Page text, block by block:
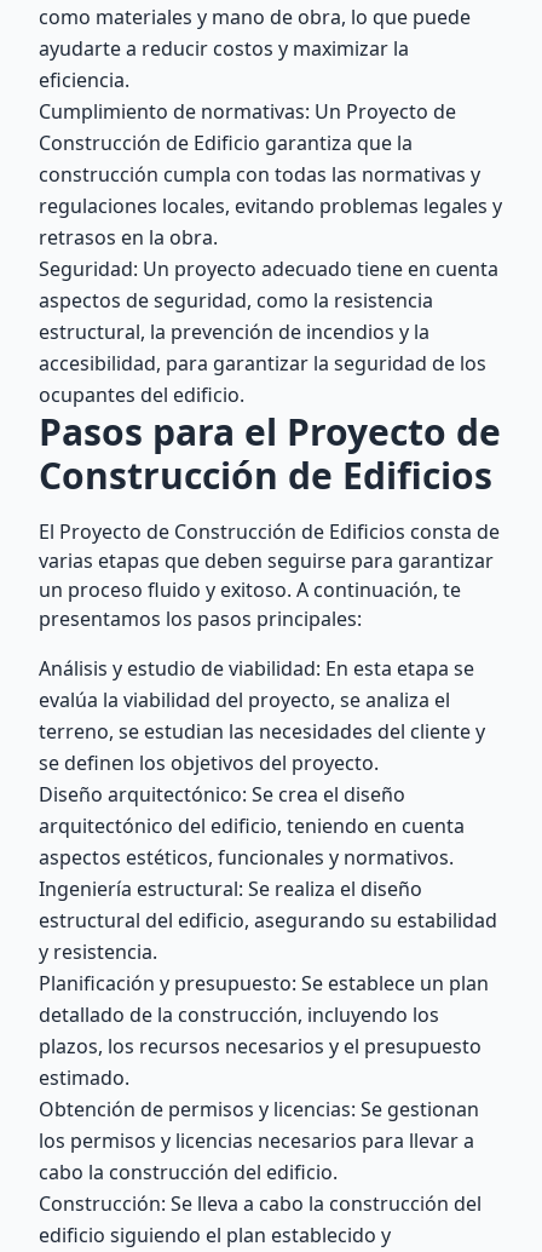
como materiales y mano de obra, lo que puede
ayudarte a reducir costos y maximizar la
eficiencia.
Cumplimiento de normativas: Un Proyecto de
Construcción de Edificio garantiza que la
construcción cumpla con todas las normativas y
regulaciones locales, evitando problemas legales y
retrasos en la obra.
Seguridad: Un proyecto adecuado tiene en cuenta
aspectos de seguridad, como la resistencia
estructural, la prevención de incendios y la
accesibilidad, para garantizar la seguridad de los
ocupantes del edificio.
Pasos para el Proyecto de
Construcción de Edificios
El Proyecto de Construcción de Edificios consta de
varias etapas que deben seguirse para garantizar
un proceso fluido y exitoso. A continuación, te
presentamos los pasos principales:
Análisis y estudio de viabilidad: En esta etapa se
evalúa la viabilidad del proyecto, se analiza el
terreno, se estudian las necesidades del cliente y
se definen los objetivos del proyecto.
Diseño arquitectónico: Se crea el diseño
arquitectónico del edificio, teniendo en cuenta
aspectos estéticos, funcionales y normativos.
Ingeniería estructural: Se realiza el diseño
estructural del edificio, asegurando su estabilidad
y resistencia.
Planificación y presupuesto: Se establece un plan
detallado de la construcción, incluyendo los
plazos, los recursos necesarios y el presupuesto
estimado.
Obtención de permisos y licencias: Se gestionan
los permisos y licencias necesarios para llevar a
cabo la construcción del edificio.
Construcción: Se lleva a cabo la construcción del
edificio siguiendo el plan establecido y